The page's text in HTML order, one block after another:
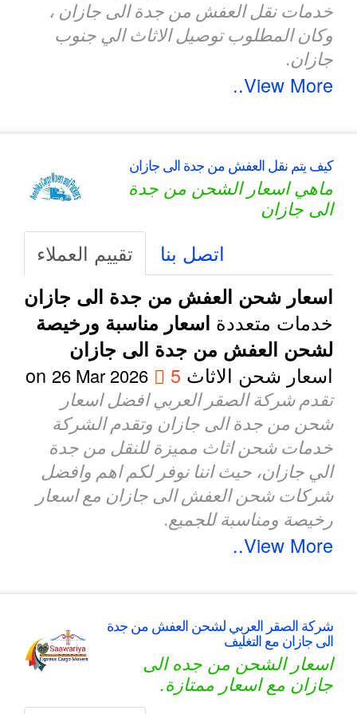
خدمات نقل العفش من جدة الى جازان ،
وكان المطلوب توصيل الاثاث الي جنوب
جازان.
View More..
كيف يتم نقل العفش من جدة الى جازان
ماهي اسعار الشحن من جدة
الى جازان
تقييم العملاء اتصل بنا
اسعار شحن العفش من جدة الى جازان
خدمات متعددةاسعار مناسبة ورخيصة
لشحن العفش من جدة الى جازان
اسعار شحن الاثاث5
26 Mar 2026
تقدم شركة الصقر العربي افضل اسعار
شحن من جدة الى جازان وتقدم الشركة
خدمات شحن اثاث مميزة للنقل من جدة
الي جازان، حيث اننا نوفر لكم اهم وافضل
شركات شحن العفش الى جازان مع اسعار
رخيصة ومناسبة للجميع.
View More..
شركة الصقر العربي لشحن العفش من جدة
الى جازان مع التغليف
اسعار الشحن من جده الى
جازان مع اسعار ممتازة.